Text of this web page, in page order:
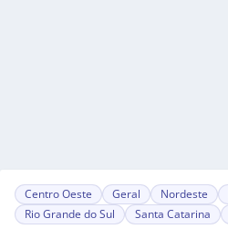
Centro Oeste Geral Nordeste
Rio Grande do Sul
Santa Catarina